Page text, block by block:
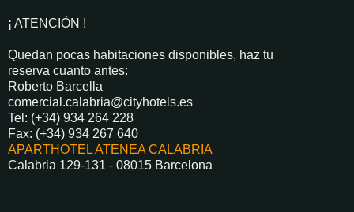
¡ ATENCIÓN !
Quedan pocas habitaciones disponibles, haz tu
reserva cuanto antes:
Roberto Barcella
comercial.calabria@cityhotels.es
Tel: (+34) 934 264 228
Fax: (+34) 934 267 640
APARTHOTEL ATENEA CALABRIA
Calabria 129-131 - 08015 Barcelona